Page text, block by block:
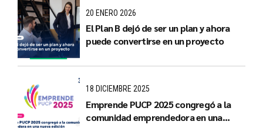
20 ENERO 2026
El Plan B dejó de ser un plan y ahora
puede convertirse en un proyecto
18 DICIEMBRE 2025
Emprende PUCP 2025 congregó a la
comunidad emprendedora en una